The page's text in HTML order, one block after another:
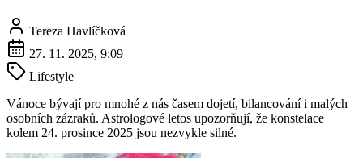
Tereza Havlíčková
27. 11. 2025, 9:09
Lifestyle
Vánoce bývají pro mnohé z nás časem dojetí, bilancování i malých
osobních zázraků. Astrologové letos upozorňují, že konstelace
kolem 24. prosince 2025 jsou nezvykle silné.